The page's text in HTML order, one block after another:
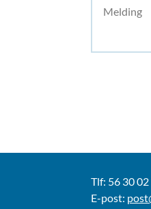
Tlf: 56 30
E-post: